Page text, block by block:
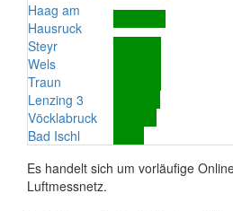
Haag am
Hausruck
Steyr
Wels
Traun
Lenzing 3
Vöcklabruck
Bad Ischl
Es handelt sich um vorläufige
Luftmessnetz.